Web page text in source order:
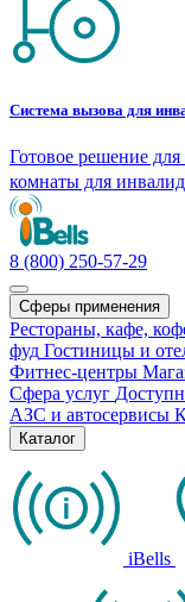
Система вызова для
Готовое решение
комнаты для
8 (800) 250-57-29
Сферы применения
Рестораны, кафе,
фуд Гостиницы и
Фитнес-центры
Сфера услуг
АЗС и автосервисы
Каталог
iBells